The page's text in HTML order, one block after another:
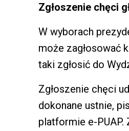
Zgłoszenie chęci
W wyborach
może zagłosować
taki zgłosić do
Zgłoszenie chęci
dokonane ustnie,
platformie e-